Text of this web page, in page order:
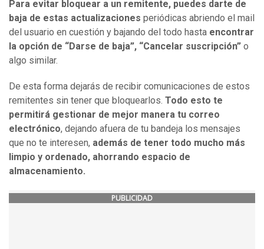
Para evitar bloquear a un remitente, puedes darte de
baja de estas actualizaciones periódicas abriendo el mail
del usuario en cuestión y bajando del todo hasta encontrar
la opción de “Darse de baja”, “Cancelar suscripción” o
algo similar.
De esta forma dejarás de recibir comunicaciones de estos
remitentes sin tener que bloquearlos. Todo esto te
permitirá gestionar de mejor manera tu correo
electrónico, dejando afuera de tu bandeja los mensajes
que no te interesen, además de tener todo mucho más
limpio y ordenado, ahorrando espacio de
almacenamiento.
PUBLICIDAD